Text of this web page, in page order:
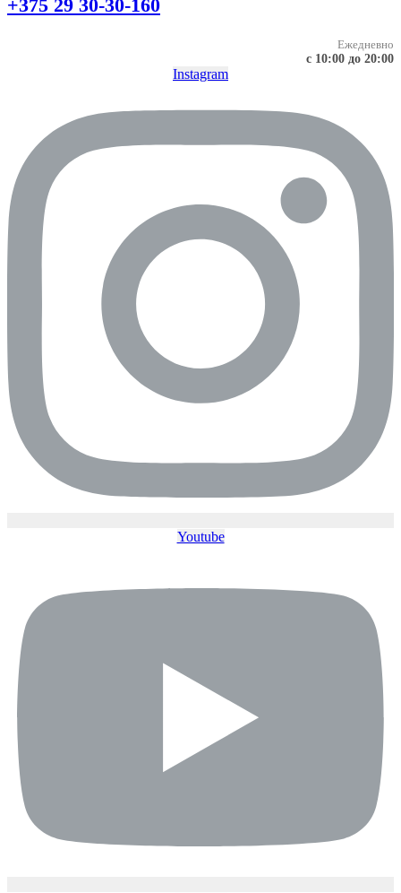
+375 29 30-30-160
Ежедневно
с 10:00 до 20:00
Instagram
Youtube